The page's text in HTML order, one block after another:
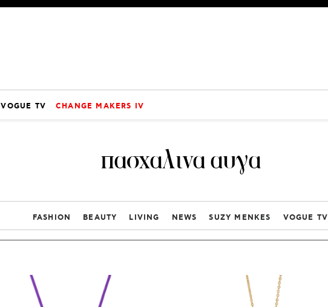
VOGUE TV CHANGE MAKERS IV
πασχαλινα αυγα
FASHION BEAUTY LIVING NEWS SUZY MENKES VOGUE TV